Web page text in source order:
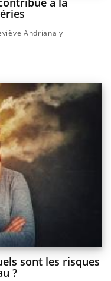
Andrianaly
sont les risques
?